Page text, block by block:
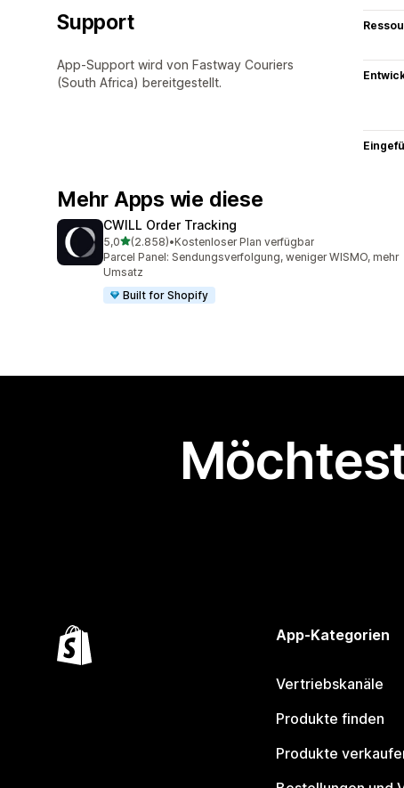
Support
App-Support wird von Fastway Couriers
(South Africa) bereitgestellt.
Mehr Apps wie diese
CWILL Order Tracking
5,0von 5 Sternen
(2.858)
2858 Rezensionen insgesamt
•Kostenloser Plan verfügbar
Parcel Panel: Sendungsverfolgung, weniger WISMO, mehr
Umsatz
Built for Shopify
App-Kategorien
Vertriebskanäle
Produkte finden
Produkte